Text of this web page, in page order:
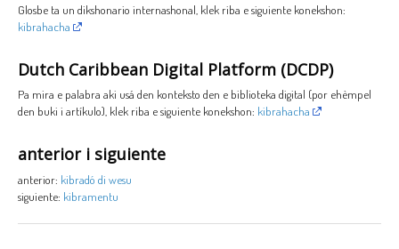
Glosbe ta un dikshonario internashonal, klek riba e siguiente konekshon:
kibrahacha
Dutch Caribbean Digital Platform (DCDP)
Pa mira e palabra aki usá den konteksto den e biblioteka digital (por ehèmpel
den buki i artíkulo), klek riba e siguiente konekshon: kibrahacha
anterior i siguiente
anterior: kibradó di wesu
siguiente: kibramentu